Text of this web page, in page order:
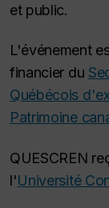
et public.
L'événement
financier du
Québécois
Patrimoine
QUESCREN
l'Université